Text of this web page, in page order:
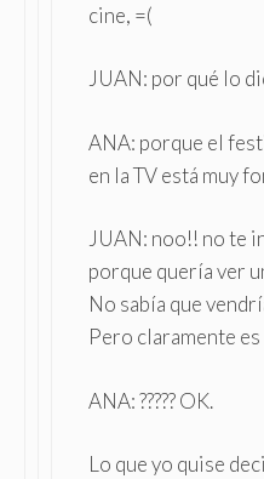
cine, =(
JUAN: por qué lo
ANA: porque el
en la TV está muy
JUAN: noo!! no te
porque quería ver
No sabía que
Pero claramente
ANA: ????? OK.
Lo que yo quise